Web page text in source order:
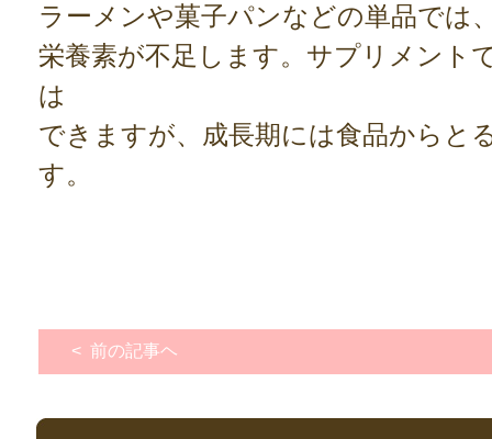
ラーメンや菓子パンなどの単品では
栄養素が不足します。サプリメント
は
できますが、成長期には食品からと
す。
< 前の記事ヘ